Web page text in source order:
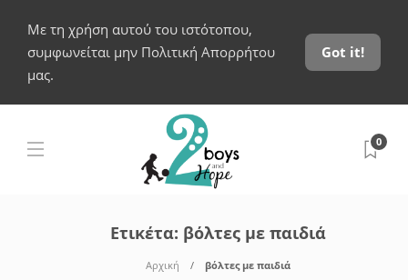
Με τη χρήση αυτού του ιστότοπου,
συμφωνείται μην Πολιτική Απορρήτου
μας.
Got it!
0
Ετικέτα: βόλτες με παιδιά
Αρχική βόλτες με παιδιά